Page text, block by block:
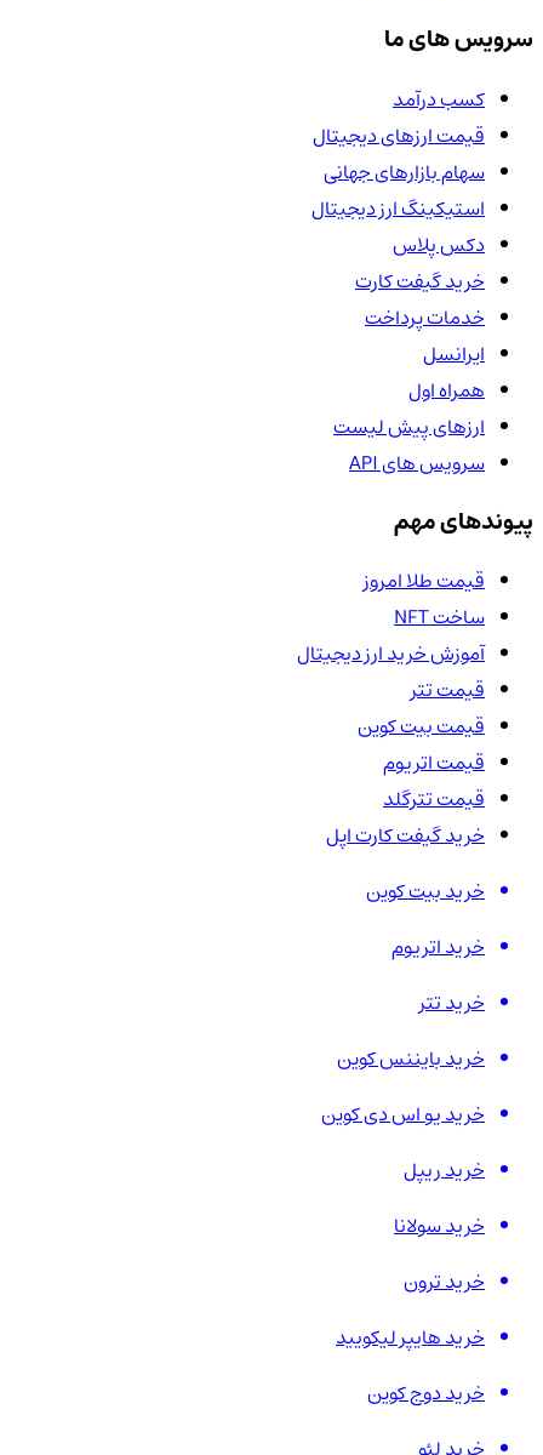
سرویس های ما
کسب درآمد
قیمت ارزهای دیجیتال
سهام بازارهای جهانی
استیکینگ ارز دیجیتال
دکس پلاس
خرید گیفت کارت
خدمات پرداخت
ایرانسل
همراه اول
ارزهای پیش لیست
سرویس های API
پیوندهای مهم
قیمت طلا امروز
ساخت NFT
آموزش خرید ارز دیجیتال
قیمت تتر
قیمت بیت کوین
قیمت اتریوم
قیمت تترگلد
خرید گیفت کارت اپل
خرید بیت کوین
خرید اتریوم
خرید تتر
خرید بایننس کوین
خرید یو اس دی کوین
خرید ریپل
خرید سولانا
خرید ترون
خرید هایپر لیکویید
خرید دوج کوین